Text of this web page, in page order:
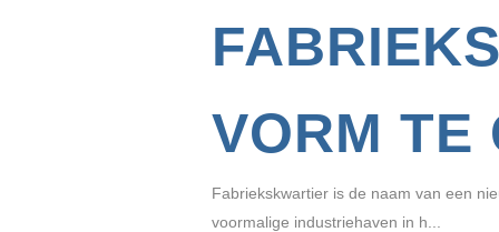
VORM TE
Fabriekskwartier is de naam van een
voormalige industriehaven in h...